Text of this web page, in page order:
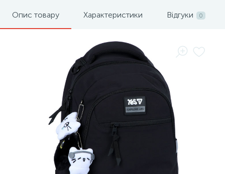
Опис товару Характеристики Відгуки 0